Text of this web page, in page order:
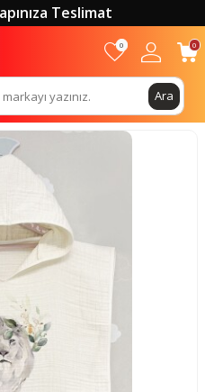
Teslimat
Ara
0 0